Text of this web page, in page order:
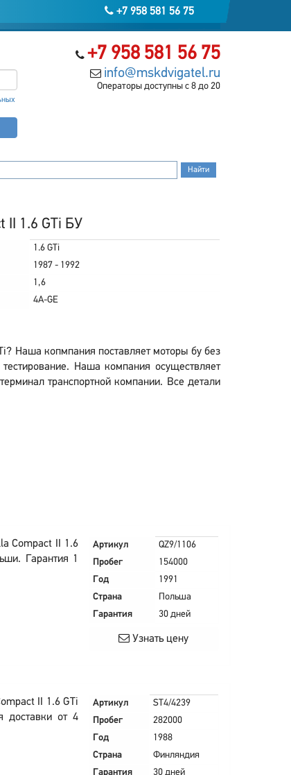
+7 958 581 56 75
+7 958 581 56 75
info@mskdvigatel.ru
Операторы доступны с 8 до 20
II 1.6 GTi БУ
1.6 GTi
1987 - 1992
1,6
4A-GE
Наша копмпания поставляет моторы бу без
Наша компания осуществляет
транспортной компании. Все детали
Compact II 1.6
Гарантия 1
Артикул
QZ9/1106
Пробег
154000
Год
1991
Страна
Польша
Гарантия
30 дней
Узнать цену
II 1.6 GTi
доставки от 4
Артикул
ST4/4239
Пробег
282000
Год
1988
Страна
Финляндия
Гарантия
30 дней